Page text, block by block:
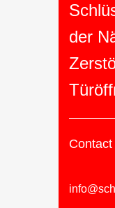
der
Contact